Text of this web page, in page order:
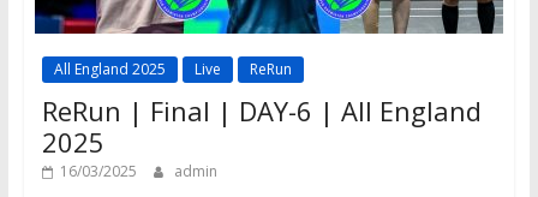
All England 2025 Live ReRun
ReRun | Final | DAY-6 | All England
2025
16/03/2025 admin